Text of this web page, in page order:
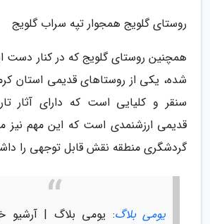
روستای گلویج همجوار تپه سراب گلویج
همچنین روستای گلویج که در کنار دست
شده، یکی از روستاهای قدیمی استان
سنقر و کلیایی است که دارای آثار
قدیمی ارزشنمدی است که این مهم نیز
گردشگری منطقه نقش قابل توجهی را
یومی بلاگ: یومی بلاگ | آرشیو